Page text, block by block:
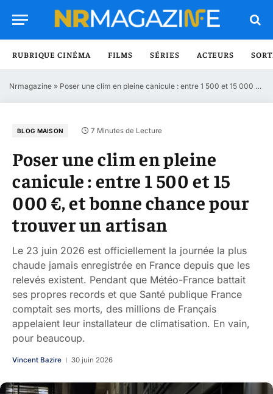
RUBRIQUE CINÉMA FILMS SÉRIES ACTEURS
Nrmagazine » Poser une clim en pleine canicule : entre 1 500 et 15 000 €, et bonne chance pour trouver un artisan
BLOG MAISON 7 Minutes de Lecture
Poser une clim en pleine
canicule : entre 1 500 et 15
000 €, et bonne chance pour
trouver un artisan
Le 23 juin 2026 est officiellement la journée la plus
chaude jamais enregistrée en France depuis que les
relevés existent. Pendant que Météo-France battait
ses propres records et que Santé publique France
comptait ses morts, des millions de Français
appelaient leur installateur de climatisation. En vain,
pour beaucoup.
Vincent Bazire 30 juin 2026